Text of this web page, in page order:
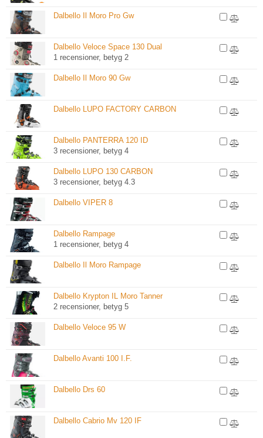
Dalbello Il Moro Pro Gw
Dalbello Veloce Space 130 Dual
1 recensioner, betyg 2
Dalbello Il Moro 90 Gw
Dalbello LUPO FACTORY CARBON
Dalbello PANTERRA 120 ID
3 recensioner, betyg 4
Dalbello LUPO 130 CARBON
3 recensioner, betyg 4.3
Dalbello VIPER 8
Dalbello Rampage
1 recensioner, betyg 4
Dalbello Il Moro Rampage
Dalbello Krypton IL Moro Tanner
2 recensioner, betyg 5
Dalbello Veloce 95 W
Dalbello Avanti 100 I.F.
Dalbello Drs 60
Dalbello Cabrio Mv 120 IF